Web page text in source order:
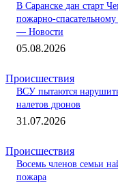
В Саранске дан старт
пожарно-
— Новости
05.08.2026
Происшествия
ВСУ пытаются нарушить
налетов дронов
31.07.2026
Происшествия
Восемь членов семьи
пожара